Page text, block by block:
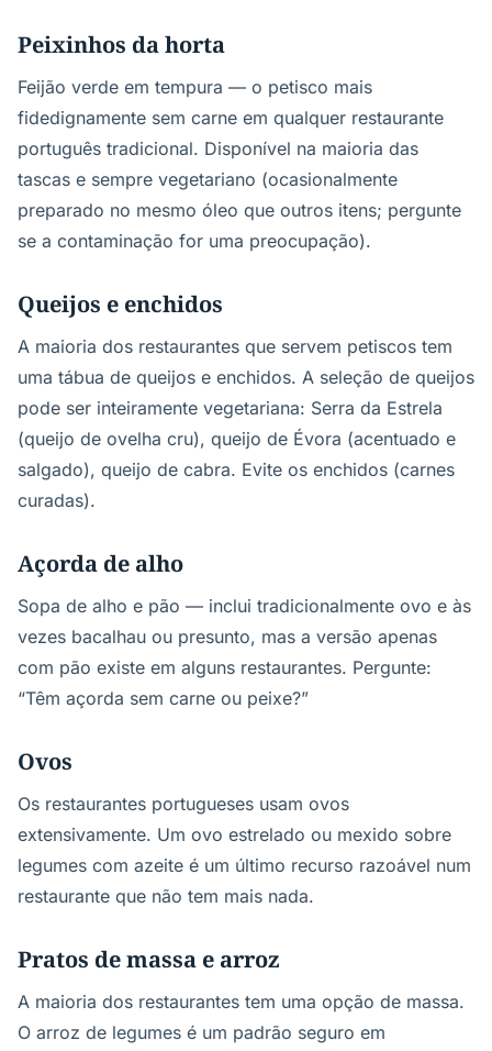
Peixinhos da horta
Feijão verde em tempura — o petisco mais
fidedignamente sem carne em qualquer restaurante
português tradicional. Disponível na maioria das
tascas e sempre vegetariano (ocasionalmente
preparado no mesmo óleo que outros itens; pergunte
se a contaminação for uma preocupação).
Queijos e enchidos
A maioria dos restaurantes que servem petiscos tem
uma tábua de queijos e enchidos. A seleção de queijos
pode ser inteiramente vegetariana: Serra da Estrela
(queijo de ovelha cru), queijo de Évora (acentuado e
salgado), queijo de cabra. Evite os enchidos (carnes
curadas).
Açorda de alho
Sopa de alho e pão — inclui tradicionalmente ovo e às
vezes bacalhau ou presunto, mas a versão apenas
com pão existe em alguns restaurantes. Pergunte:
“Têm açorda sem carne ou peixe?”
Ovos
Os restaurantes portugueses usam ovos
extensivamente. Um ovo estrelado ou mexido sobre
legumes com azeite é um último recurso razoável num
restaurante que não tem mais nada.
Pratos de massa e arroz
A maioria dos restaurantes tem uma opção de massa.
O arroz de legumes é um padrão seguro em